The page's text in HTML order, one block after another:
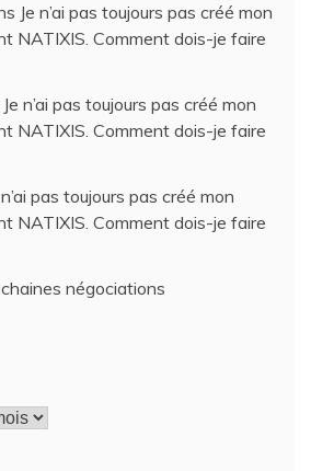
Je n’ai pas toujours pas créé mon
NATIXIS. Comment dois-je faire
Je n’ai pas toujours pas créé mon
NATIXIS. Comment dois-je faire
n’ai pas toujours pas créé mon
NATIXIS. Comment dois-je faire
négociations